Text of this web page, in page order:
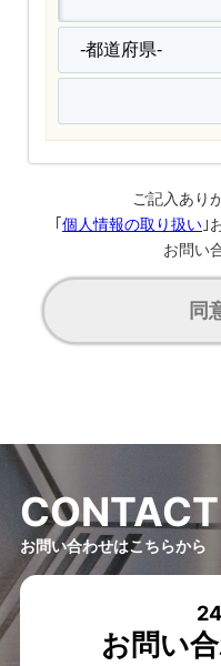
ご記入あり
｢個人情報の取り扱い｣
お問い
同
CONTACT
お問い合わせはこちらから
お問い